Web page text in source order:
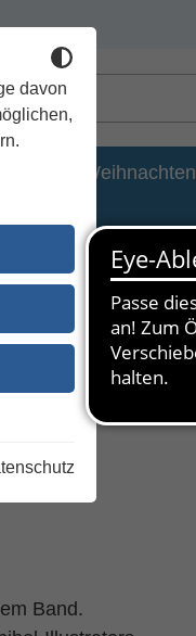
davon
Weihnachten
die Bibel
Band.